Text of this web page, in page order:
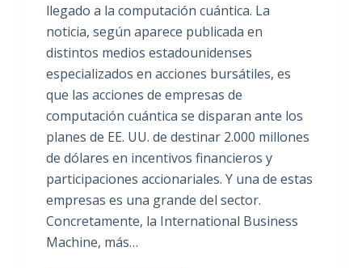
llegado a la computación cuántica. La
noticia, según aparece publicada en
distintos medios estadounidenses
especializados en acciones bursátiles, es
que las acciones de empresas de
computación cuántica se disparan ante los
planes de EE. UU. de destinar 2.000 millones
de dólares en incentivos financieros y
participaciones accionariales. Y una de estas
empresas es una grande del sector.
Concretamente, la International Business
Machine, más…